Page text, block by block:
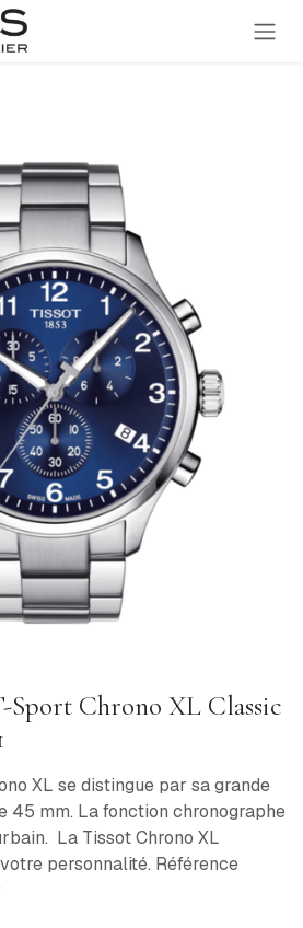
Sport Chrono XL Classic
XL se distingue par sa grande
45 mm. La fonction chronographe
La Tissot Chrono XL
personnalité. Référence